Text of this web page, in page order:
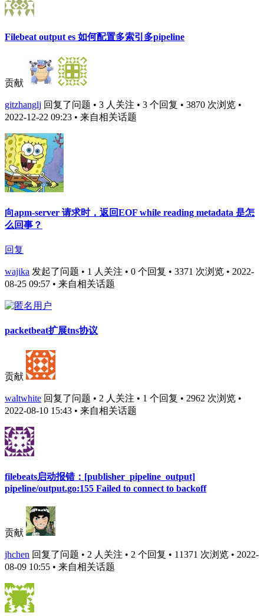
Filebeat output es 如何配置多索引多pipeline
贡献
gitzhanglj 回复了问题 • 3 人关注 • 3 个回复 • 3870 次浏览 •
2022-12-22 09:23 • 来自相关话题
向apm-server 请求时，返回EOF while reading metadata 是怎
么回事？
回复
wajika 发起了问题 • 1 人关注 • 0 个回复 • 3371 次浏览 • 2022-
08-25 09:57 • 来自相关话题
packetbeat扩展tns协议
贡献
waltwhite 回复了问题 • 2 人关注 • 1 个回复 • 2962 次浏览 •
2022-08-10 15:43 • 来自相关话题
filebeats启动报错：[publisher_pipeline_output]
pipeline/output.go:155 Failed to connect to backoff
贡献
jhchen 回复了问题 • 2 人关注 • 2 个回复 • 11371 次浏览 • 2022-
08-09 10:55 • 来自相关话题